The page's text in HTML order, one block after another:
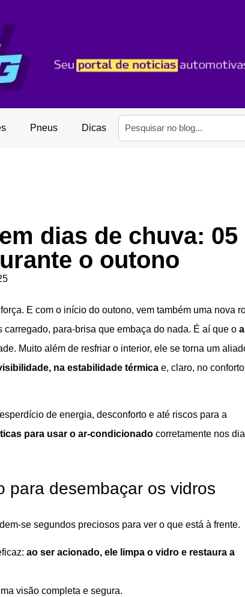
Pneus Dicas
dias de chuva: 05
o outono
E com o início do outono, vem também uma nova
para-brisa que embaça do nada. É aí que o
Muito além de resfriar o interior, ele se torna um
na estabilidade térmica e, claro, no
de energia, desconforto e até riscos para a
para usar o ar-condicionado corretamente nos
para desembaçar os vidros
se segundos preciosos para ver o que está à frente.
ao ser acionado, ele limpa o vidro e restaura a
visão completa e segura.